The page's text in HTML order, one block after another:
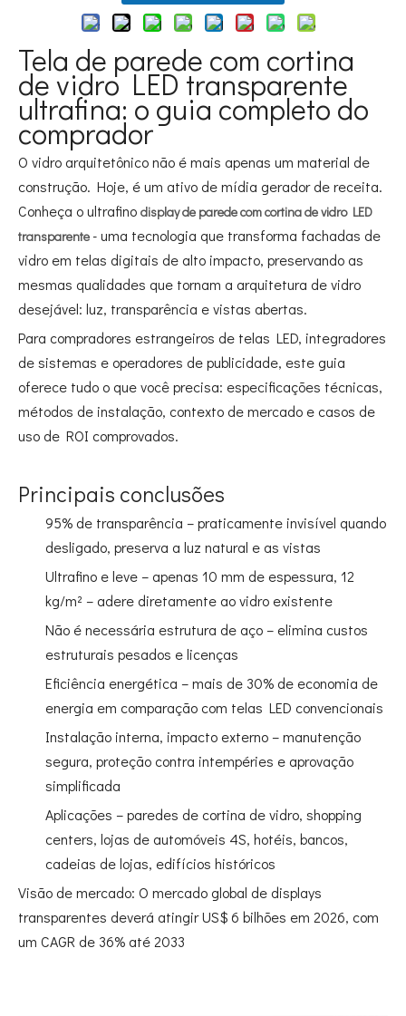
Tela de parede com cortina
de vidro LED transparente
ultrafina: o guia completo do
comprador
O vidro arquitetônico não é mais apenas um material de
construção. Hoje, é um ativo de mídia gerador de receita.
Conheça o ultrafino display de parede com cortina de vidro LED
transparente - uma tecnologia que transforma fachadas de
vidro em telas digitais de alto impacto, preservando as
mesmas qualidades que tornam a arquitetura de vidro
desejável: luz, transparência e vistas abertas.
Para compradores estrangeiros de telas LED, integradores
de sistemas e operadores de publicidade, este guia
oferece tudo o que você precisa: especificações técnicas,
métodos de instalação, contexto de mercado e casos de
uso de ROI comprovados.
Principais conclusões
95% de transparência – praticamente invisível quando
desligado, preserva a luz natural e as vistas
Ultrafino e leve – apenas 10 mm de espessura, 12
kg/m² – adere diretamente ao vidro existente
Não é necessária estrutura de aço – elimina custos
estruturais pesados ​​e licenças
Eficiência energética – mais de 30% de economia de
energia em comparação com telas LED convencionais
Instalação interna, impacto externo – manutenção
segura, proteção contra intempéries e aprovação
simplificada
Aplicações – paredes de cortina de vidro, shopping
centers, lojas de automóveis 4S, hotéis, bancos,
cadeias de lojas, edifícios históricos
Visão de mercado: O mercado global de displays
transparentes deverá atingir US$ 6 bilhões em 2026, com
um CAGR de 36% até 2033